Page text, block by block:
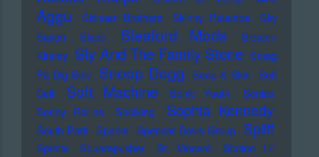
Aggu
Skinner Brothers Skinny Pelembe
Sky
Saxon
Slade Sleaford Mods
Sleater-
Kinney Sly And The Family Stone Smag
Pa Dig Selv Snoop Dogg Soap & Skin Soft
Cell
Soft Machine Sonic Youth
Sonics
Sonny Rollins
Soolking Sophia Kennedy
South Park Sparks Spencer Davis Group Spliff
Sprints Squarepusher St. Vincent
Station 17